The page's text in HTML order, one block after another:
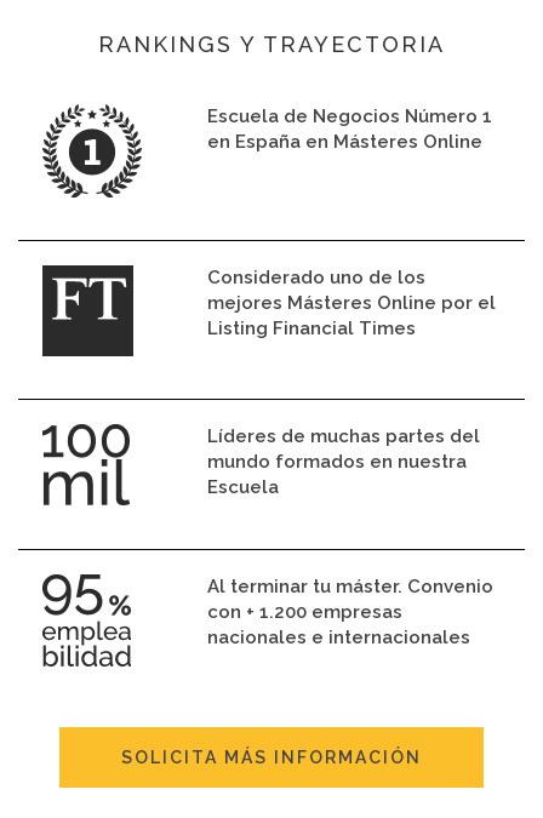
RANKINGS Y TRAYECTORIA
Escuela de Negocios Número 1
en España en Másteres Online
Considerado uno de los
mejores Másteres Online por el
Listing Financial Times
Líderes de muchas partes del
mundo formados en nuestra
Escuela
Al terminar tu máster. Convenio
con + 1.200 empresas
nacionales e internacionales
SOLICITA MÁS INFORMACIÓN